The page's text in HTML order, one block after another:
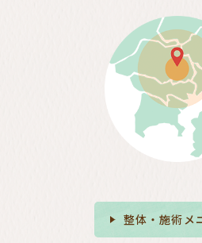
整体・施術メ